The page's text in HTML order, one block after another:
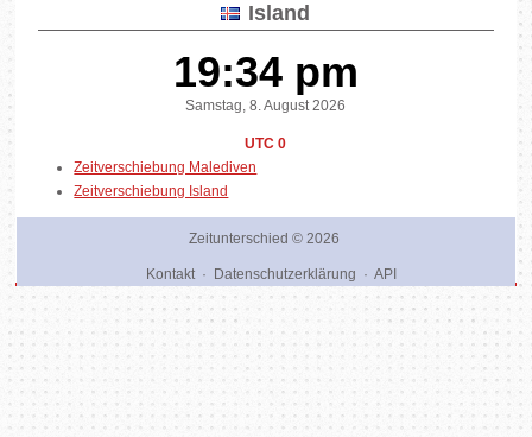
Island
19:34 pm
Samstag, 8. August 2026
UTC 0
Zeitverschiebung Malediven
Zeitverschiebung Island
Zeitunterschied © 2026
Kontakt· Datenschutzerklärung · API